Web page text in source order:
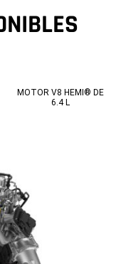
MOTOR V8 HEMI® DE
6.4 L